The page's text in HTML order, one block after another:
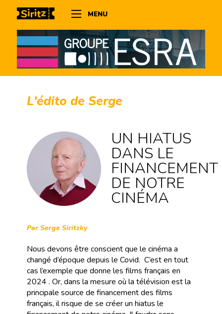
MENU
L'édito de Serge
UN HIATUS
DANS LE
FINANCEMENT
DE NOTRE
CINÉMA
Par Serge Siritzky
Nous devons être conscient que le cinéma a
changé d’époque depuis le Covid. C’est en tout
cas l’exemple que donne les films français en
2024 . Or, dans la mesure où la télévision est la
principale source de financement des films
français, il risque de se créer un hiatus le